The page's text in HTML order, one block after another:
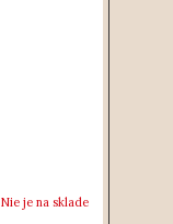
Nie je na sklade